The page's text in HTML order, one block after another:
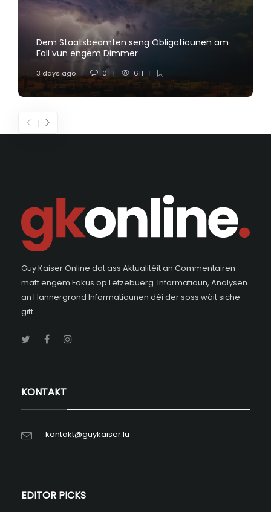
Dem Staatsbeamten seng Obligatiounen am
Fall vun engem Dimmer
3 days ago 0 611
Guy Kaiser Online dat ass Aktualitéit an Commentairen
matt engem Fokus op Lëtzebuerg. Informatioun, Analysen
an Hannergrond Informatiounen déi der soss wäit siche
gitt.
KONTAKT
kontakt@guykaiser.lu
EDITOR PICKS